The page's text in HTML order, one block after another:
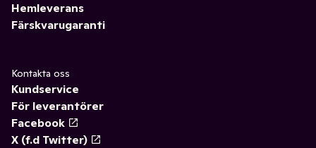
Hemleverans
Färskvarugaranti
Kontakta oss
Kundservice
För leverantörer
Facebook
X (f.d Twitter)